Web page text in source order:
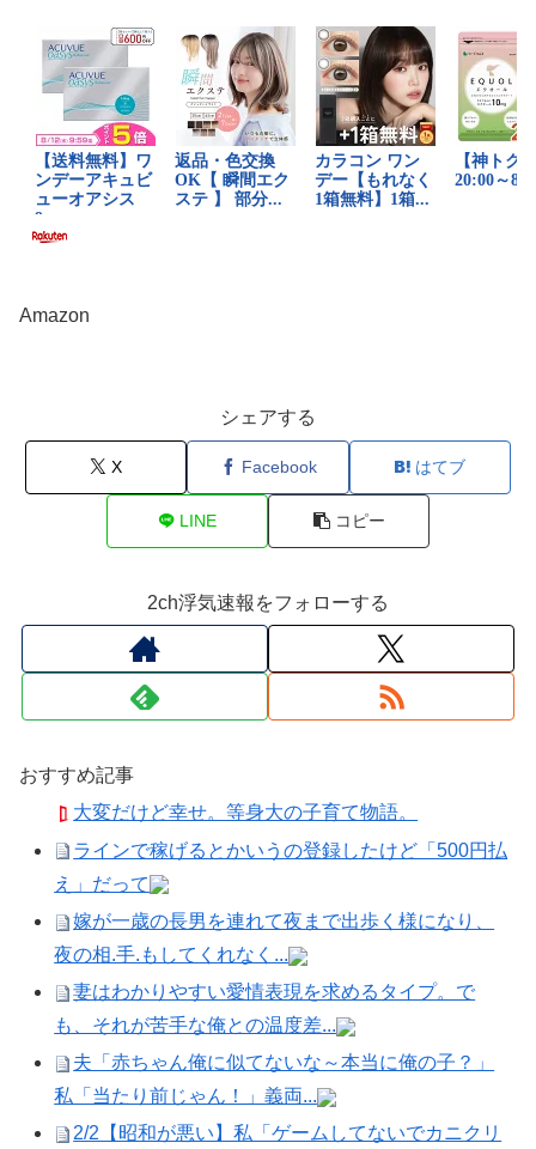
Amazon
シェアする
X Facebook はてブ
LINE コピー
2ch浮気速報をフォローする
おすすめ記事
大変だけど幸せ。等身大の子育て物語。
ラインで稼げるとかいうの登録したけど「500円払
え」だって
嫁が一歳の長男を連れて夜まで出歩く様になり、
夜の相.手.もしてくれなく...
妻はわかりやすい愛情表現を求めるタイプ。で
も、それが苦手な俺との温度差...
夫「赤ちゃん俺に似てないな～本当に俺の子？」
私「当たり前じゃん！」義両...
2/2【昭和が悪い】私「ゲームしてないでカニクリ